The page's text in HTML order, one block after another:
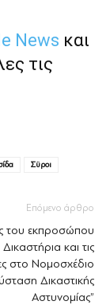
News και
τις
Σϋροι
Επόμενο άρθρο
του εκπροσώπου
και τις
στο Νομοσχέδιο
Δικαστικής
Αστυνομίας”